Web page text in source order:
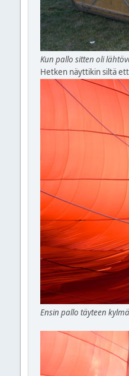
Kun pallo sitten oli
Hetken näyttikin siltä
Ensin pallo täyteen